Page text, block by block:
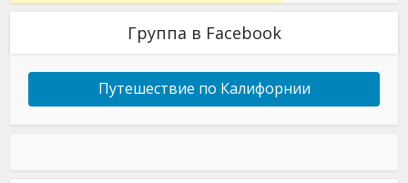
Группа в Facebook
Путешествие по Калифорнии